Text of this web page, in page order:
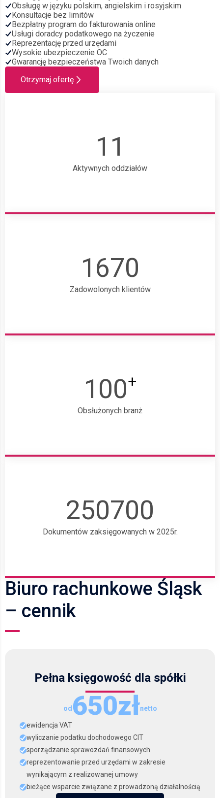
11
Aktywnych oddziałów
1670
Zadowolonych klientów
100+
Obsłużonych branż
250700
Dokumentów zaksięgowanych w 2025r.
Obsługę w języku polskim, angielskim i rosyjskim
Konsultacje bez limitów
Bezpłatny program do fakturowania online
Usługi doradcy podatkowego na życzenie
Reprezentację przed urzędami
Wysokie ubezpieczenie OC
Gwarancję bezpieczeństwa Twoich danych
Otrzymaj ofertę
Biuro rachunkowe Śląsk
– cennik
Pełna księgowość dla spółki
od650złnetto
ewidencja VAT
wyliczanie podatku dochodowego CIT
sporządzanie sprawozdań finansowych
reprezentowanie przed urzędami w zakresie
wynikającym z realizowanej umowy
bieżące wsparcie związane z prowadzoną działalnością